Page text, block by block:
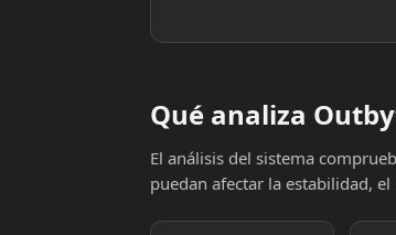
Qué analiza
El análisis del sistema
puedan afectar la estabilidad,